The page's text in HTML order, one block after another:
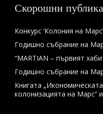
Скорошни
Конкурс ‘Колония на Марс’
Годишно събрание на
“MARTIAN – първият
Годишно събрание на
Книгата
колонизацията на Марс“